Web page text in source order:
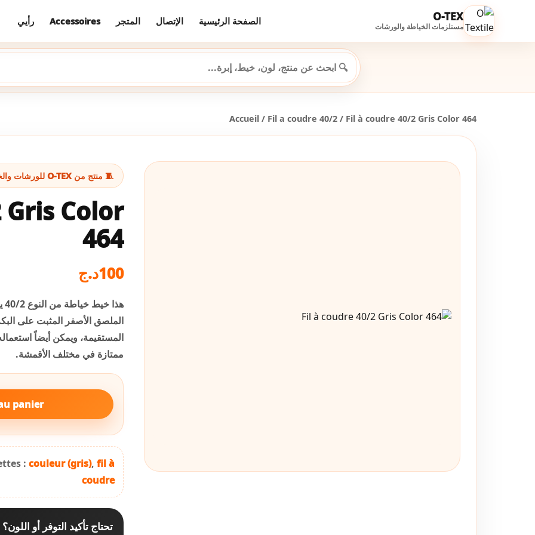
O-TEX
مستلزمات الخياطة والورشات الصفحة الرئيسية الإتصال المتجر Accessoires رأيي
Accueil / Fil a coudre 40/2 / Fil à coudre 40/2 Gris Color 464
🧵 منتج من O-TEX للورشات والخياطة
Color
464
100د.ج
الملصق الأصفر المثبت على
المستقيمة، ويمكن أيضاً
ممتازة في مختلف الأقمشة.
panier
: couleur (gris), fil à
coudre
تحتاج تأكيد التوفر أو اللون؟